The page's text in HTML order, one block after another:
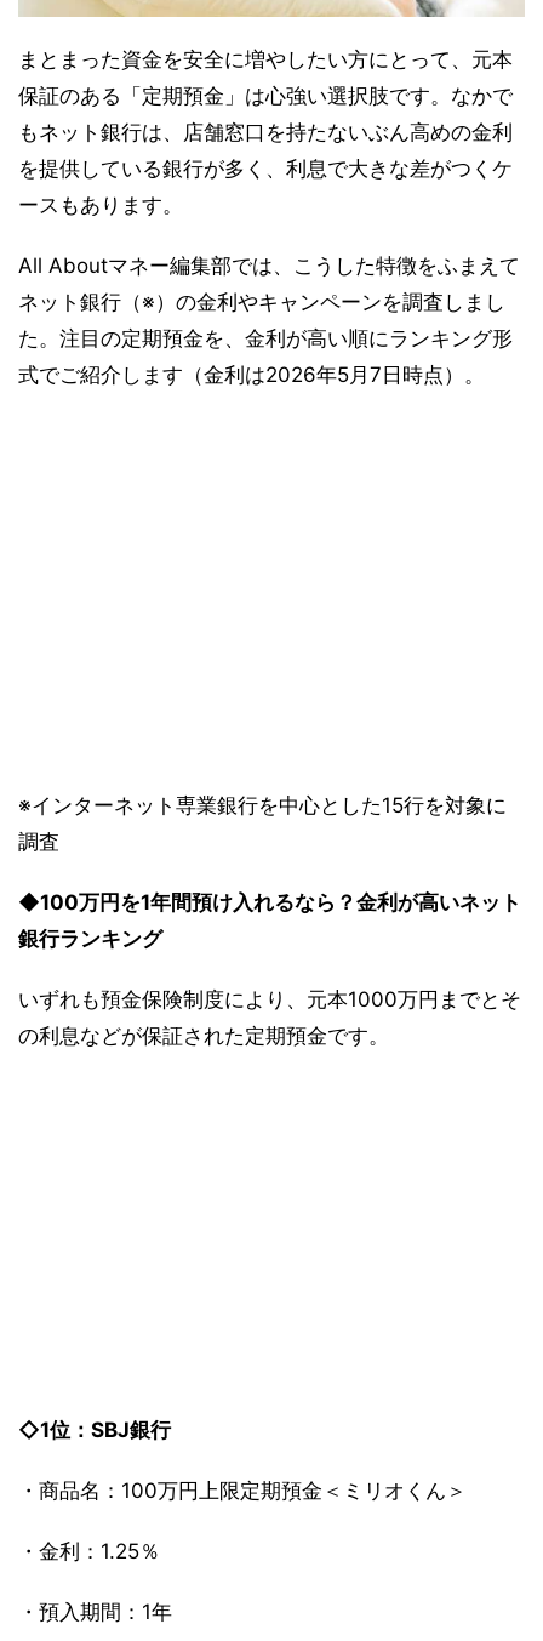
まとまった資金を安全に増やしたい方にとって、元本
保証のある「定期預金」は心強い選択肢です。なかで
もネット銀行は、店舗窓口を持たないぶん高めの金利
を提供している銀行が多く、利息で大きな差がつくケ
ースもあります。
All Aboutマネー編集部では、こうした特徴をふまえて
ネット銀行（※）の金利やキャンペーンを調査しまし
た。注目の定期預金を、金利が高い順にランキング形
式でご紹介します（金利は2026年5月7日時点）。
※インターネット専業銀行を中心とした15行を対象に
調査
◆100万円を1年間預け入れるなら？金利が高いネット
銀行ランキング
いずれも預金保険制度により、元本1000万円までとそ
の利息などが保証された定期預金です。
◇1位：SBJ銀行
・商品名：100万円上限定期預金＜ミリオくん＞
・金利：1.25％
・預入期間：1年